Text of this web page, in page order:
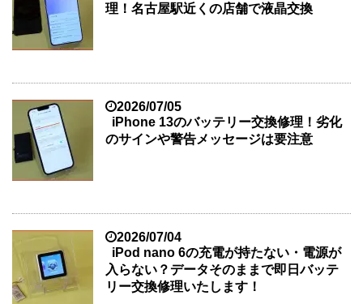
理！名古屋駅近くの店舗で液晶交換
2026/07/05
iPhone 13のバッテリー交換修理！劣化
のサインや警告メッセージは要注意
2026/07/04
iPod nano 6の充電が持たない・電源が
入らない？データそのままで即日バッテ
リー交換修理いたします！